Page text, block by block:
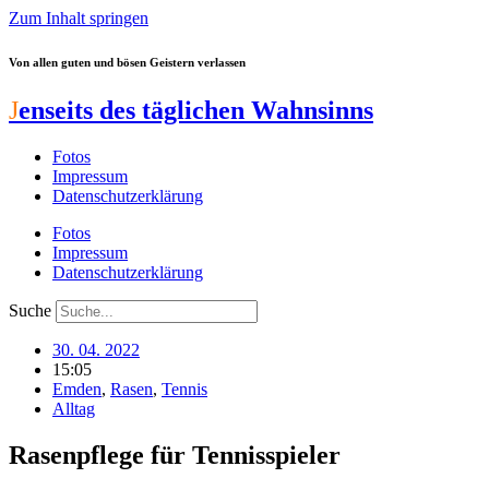
Zum Inhalt springen
Von allen guten und bösen Geistern verlassen
Jenseits des täglichen Wahnsinns
Fotos
Impressum
Datenschutzerklärung
Fotos
Impressum
Datenschutzerklärung
Suche
30. 04. 2022
15:05
Emden, Rasen, Tennis
Alltag
Rasenpflege für Tennisspieler